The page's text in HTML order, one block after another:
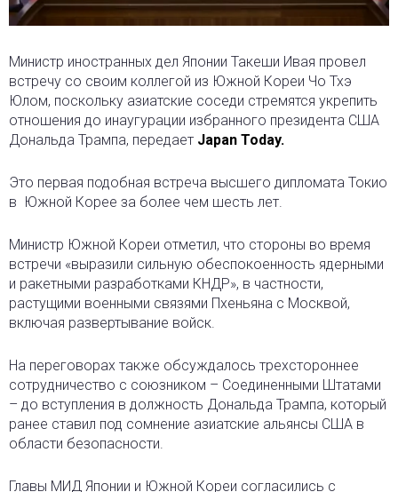
Министр иностранных дел Японии Такеши Ивая провел
встречу со своим коллегой из Южной Кореи Чо Тхэ
Юлом, поскольку азиатские соседи стремятся укрепить
отношения до инаугурации избранного президента США
Дональда Трампа, передает Japan Today.
Это первая подобная встреча высшего дипломата Токио
в Южной Корее за более чем шесть лет.
Министр Южной Кореи отметил, что стороны во время
встречи «выразили сильную обеспокоенность ядерными
и ракетными разработками КНДР», в частности,
растущими военными связями Пхеньяна с Москвой,
включая развертывание войск.
На переговорах также обсуждалось трехстороннее
сотрудничество с союзником – Соединенными Штатами
– до вступления в должность Дональда Трампа, который
ранее ставил под сомнение азиатские альянсы США в
области безопасности.
Главы МИД Японии и Южной Кореи согласились с